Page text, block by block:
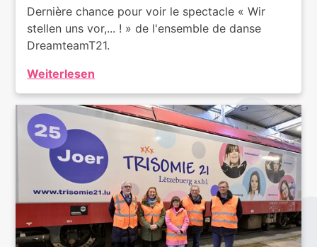
Dernière chance pour voir le spectacle « Wir
stellen uns vor,... ! » de l'ensemble de danse
DreamteamT21.
Weiterlesen